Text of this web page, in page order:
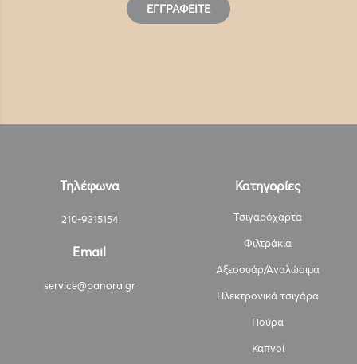
ΕΓΓΡΑΦΕΊΤΕ
Τηλέφωνα
210-9315154
Email
service@panora.gr
Κατηγορίες
Τσιγαρόχαρτα
Φιλτράκια
Αξεσουάρ/Αναλώσιμα
Ηλεκτρονικά τσιγάρα
Πούρα
Καπνοί